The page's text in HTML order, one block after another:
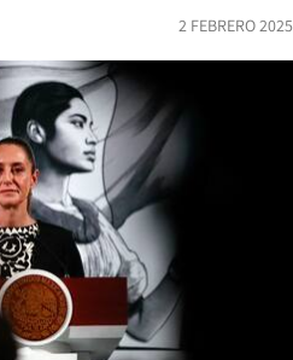
2 FEBRERO 2025